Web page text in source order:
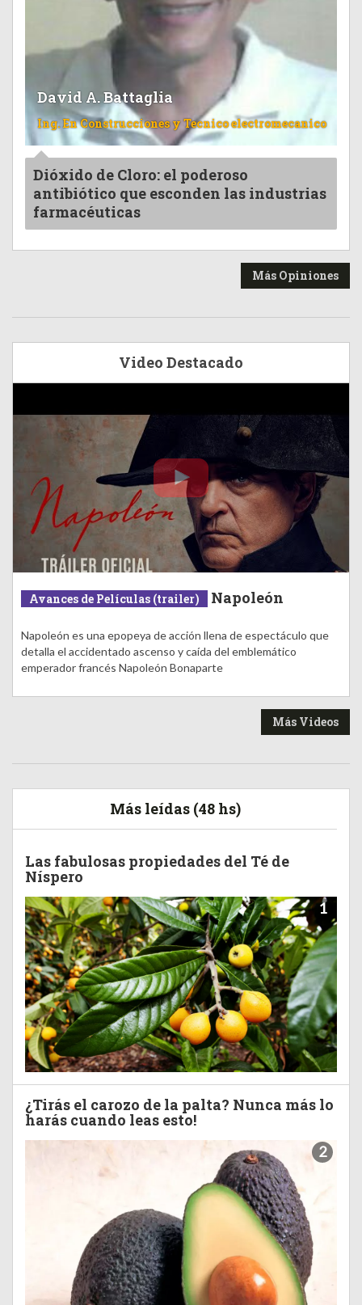
David A. Battaglia
Ing. En Construcciones y Tecnico electromecanico
Dióxido de Cloro: el poderoso
antibiótico que esconden las industrias
farmacéuticas
Más Opiniones
Video Destacado
Avances de Películas (trailer) Napoleón
Napoleón es una epopeya de acción llena de espectáculo que
detalla el accidentado ascenso y caída del emblemático
emperador francés Napoleón Bonaparte
Más Videos
Más leídas (48 hs)
Las fabulosas propiedades del Té de
Níspero
1
¿Tirás el carozo de la palta? Nunca más lo
harás cuando leas esto!
2